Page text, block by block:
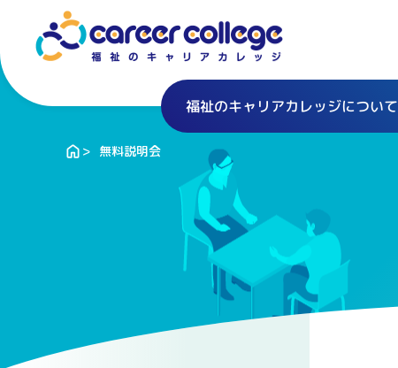
福祉のキャリアカレッジについて
無料説明会